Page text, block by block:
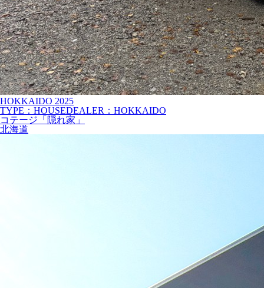
HOKKAIDO 2025
TYPE：HOUSEDEALER：HOKKAIDO
コテージ「隠れ家」
北海道